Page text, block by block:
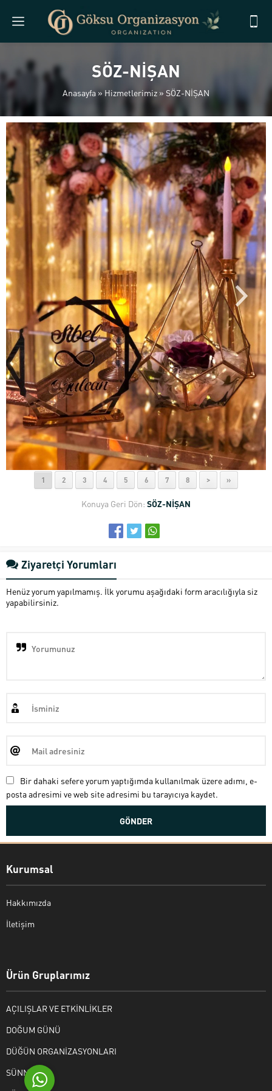
SÖZ-NİŞAN
Anasayfa »Hizmetlerimiz » SÖZ-NİŞAN
1 2 3 4 5 6 7 8 > »
Konuya Geri Dön: SÖZ-NİŞAN
Ziyaretçi Yorumları
Henüz yorum yapılmamış. İlk yorumu aşağıdaki form aracılığıyla siz
yapabilirsiniz.
Bir dahaki sefere yorum yaptığımda kullanılmak üzere adımı, e-
posta adresimi ve web site adresimi bu tarayıcıya kaydet.
Kurumsal
Hakkımızda
İletişim
Ürün Gruplarımız
AÇILIŞLAR VE ETKİNLİKLER
DOĞUM GÜNÜ
DÜĞÜN ORGANİZASYONLARI
SÜNNET